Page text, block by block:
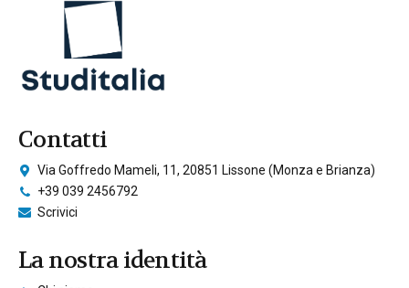
Contatti
Via Goffredo Mameli, 11, 20851 Lissone (Monza e Brianza)
+39 039 2456792
Scrivici
La nostra identità